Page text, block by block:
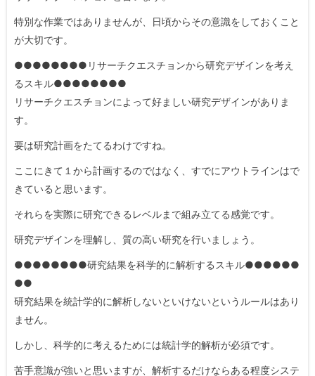
特別な作業ではありませんが、日頃からその意識をしておくこと
が大切です。
●●●●●●●●リサーチクエスチョンから研究デザインを考え
るスキル●●●●●●●●
リサーチクエスチョンによって好ましい研究デザインがありま
す。
要は研究計画をたてるわけですね。
ここにきて１から計画するのではなく、すでにアウトラインはで
きていると思います。
それらを実際に研究できるレベルまで組み立てる感覚です。
研究デザインを理解し、質の高い研究を行いましょう。
●●●●●●●●研究結果を科学的に解析するスキル●●●●●●
●●
研究結果を統計学的に解析しないといけないというルールはあり
ません。
しかし、科学的に考えるためには統計学的解析が必須です。
苦手意識が強いと思いますが、解析するだけならある程度システ